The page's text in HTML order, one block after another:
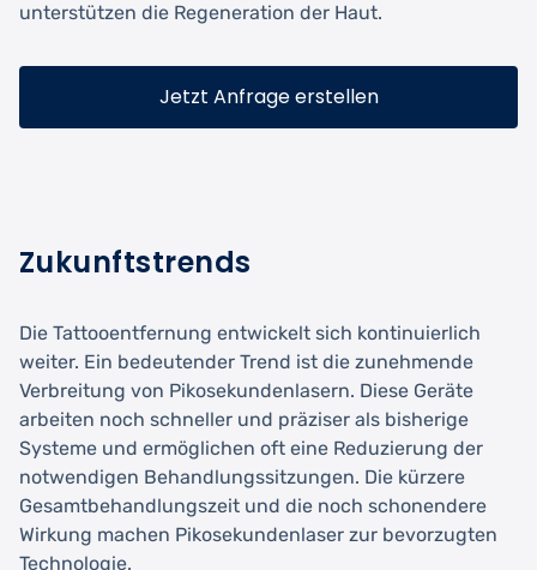
unterstützen die Regeneration der Haut.
Jetzt Anfrage erstellen
Zukunftstrends
Die Tattooentfernung entwickelt sich kontinuierlich
weiter. Ein bedeutender Trend ist die zunehmende
Verbreitung von Pikosekundenlasern. Diese Geräte
arbeiten noch schneller und präziser als bisherige
Systeme und ermöglichen oft eine Reduzierung der
notwendigen Behandlungssitzungen. Die kürzere
Gesamtbehandlungszeit und die noch schonendere
Wirkung machen Pikosekundenlaser zur bevorzugten
Technologie.